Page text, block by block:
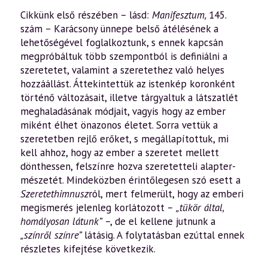
Cikkünk első részében – lásd: Manifesztum, 145.
szám – Karácsony ünnepe belső átélésének a
lehetőségével fog­lalkoztunk, s ennek kapcsán
megpróbáltuk több szem­pontból is definiálni a
szeretetet, valamint a szeretethez való helyes
hozzáállást. Áttekintettük az istenkép koron­ként
történő változásait, illetve tárgyaltuk a látszatlét
meg­haladásának módjait, vagyis hogy az ember
miként élhet önazonos életet. Sorra vettük a
szeretetben rejlő erőket, s megállapítottuk, mi
kell ahhoz, hogy az ember a szeretet mellett
dönthessen, felszínre hozva szeretetteli alapter­
mészetét. Mindeközben érintőlegesen szó esett a
Szeretet­himnuszról, mert felmerült, hogy az emberi
megismerés jelenleg korlátozott – „tükör által,
homályosan látunk” –, de el kellene jutnunk a
„színről színre”látásig. A folytatás­ban ezúttal ennek
részletes kifejtése következik.